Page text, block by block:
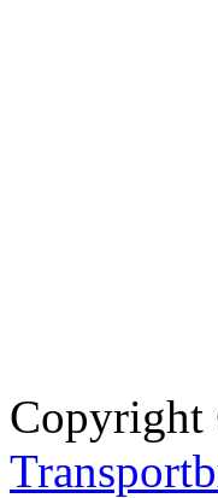
Copyright